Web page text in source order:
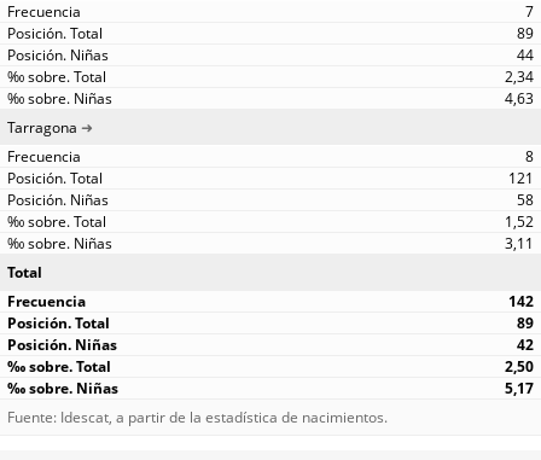
7
89
44
2,34
4,63
Tarragona
8
121
58
1,52
3,11
Total
142
89
42
2,50
5,17
Fuente: Idescat, a partir de la estadística de nacimientos.